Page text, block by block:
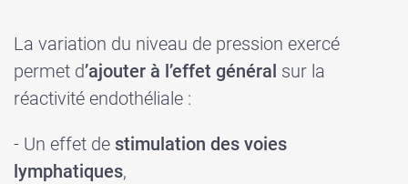
La variation du niveau de pression exercé
permet d’ajouter à l’effet général sur la
réactivité endothéliale :
- Un effet de stimulation des voies
lymphatiques,